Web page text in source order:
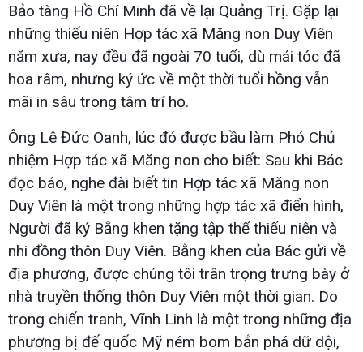
Bảo tàng Hồ Chí Minh đã về lại Quảng Trị. Gặp lại
những thiếu niên Hợp tác xã Măng non Duy Viên
năm xưa, nay đều đã ngoài 70 tuổi, dù mái tóc đã
hoa râm, nhưng ký ức về một thời tuổi hồng vẫn
mãi in sâu trong tâm trí họ.
Ông Lê Đức Oanh, lúc đó được bầu làm Phó Chủ
nhiệm Hợp tác xã Măng non cho biết: Sau khi Bác
đọc báo, nghe đài biết tin Hợp tác xã Măng non
Duy Viên là một trong những hợp tác xã điển hình,
Người đã ký Bằng khen tặng tập thể thiếu niên và
nhi đồng thôn Duy Viên. Bằng khen của Bác gửi về
địa phương, được chúng tôi trân trọng trưng bày ở
nhà truyền thống thôn Duy Viên một thời gian. Do
trong chiến tranh, Vĩnh Linh là một trong những địa
phương bị đế quốc Mỹ ném bom bắn phá dữ dội,